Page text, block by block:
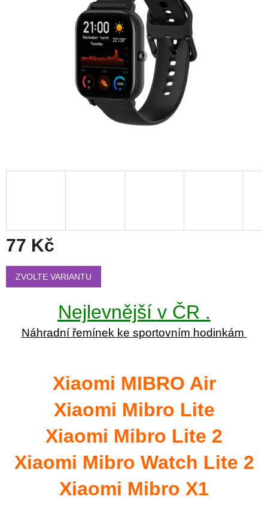
77 Kč
Měrná
cena:
ZVOLTE VARIANTU
Nejlevnější v ČR .
Náhradní řemínek ke sportovním hodinkám
Xiaomi MIBRO Air
Xiaomi Mibro Lite
Xiaomi Mibro Lite 2
Xiaomi Mibro Watch Lite 2
Xiaomi Mibro X1